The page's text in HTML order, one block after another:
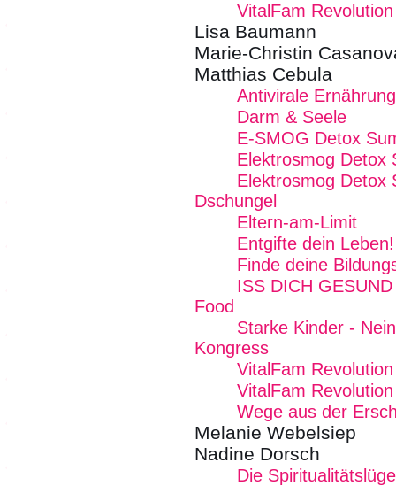
VitalFam
Lisa Baumann
Marie-Christin
Matthias Cebula
Antivirale Ernährung
Darm & Seele
E-SMOG Detox
Elektrosmog Detox
Elektrosmog Detox
Dschungel
Eltern-am-Limit
Entgifte dein Leben!
Finde deine
ISS DICH
Food
Starke Kinder -
Kongress
VitalFam Revolution
VitalFam
Wege aus der
Melanie Webelsiep
Nadine Dorsch
Die